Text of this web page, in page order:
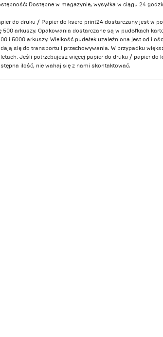
Dostępne w magazynie, wysyłka w ciągu 24
do druku / Papier do ksero print24 dostarczany jest w
500 arkuszy. Opakowania dostarczane są w pudełkach
i 5000 arkuszy. Wielkość pudełek uzależniona jest od
się do transportu i przechowywania. W przypadku
Jeśli potrzebujesz więcej papier do druku / papier do
ilość, nie wahaj się z nami skontaktować.